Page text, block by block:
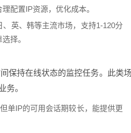
配置IP资源，优化成本。
、英、韩等主流市场，支持1-120分
择。
保持在线状态的监控任务。此类场
务。
单IP的可用会话期较长，能提供更